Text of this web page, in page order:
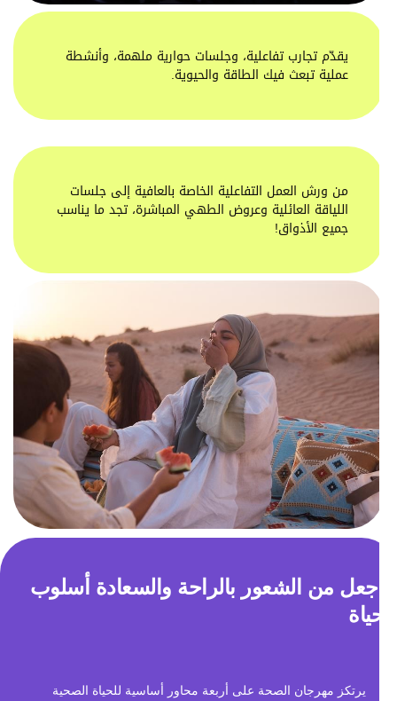
يقدّم تجارب تفاعلية، وجلسات حوارية ملهمة، وأنشطة
عملية تبعث فيك الطاقة والحيوية.
من ورش العمل التفاعلية الخاصة بالعافية إلى جلسات
اللياقة العائلية وعروض الطهي المباشرة، تجد ما يناسب
جميع الأذواق!
من الشعور بالراحة والسعادة أسلوب
يرتكز مهرجان الصحة على أربعة محاور أساسية للحياة الصحية